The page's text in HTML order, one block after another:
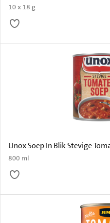
10 x 18 g
Unox Soep In Blik Stevige
800 ml